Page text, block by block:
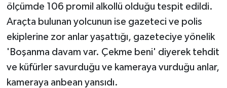
ölçümde 106 promil alkollü olduğu tespit edildi.
Araçta bulunan yolcunun ise gazeteci ve polis
ekiplerine zor anlar yaşattığı, gazeteciye yönelik
'Boşanma davam var. Çekme beni' diyerek tehdit
ve küfürler savurduğu ve kameraya vurduğu anlar,
kameraya anbean yansıdı.